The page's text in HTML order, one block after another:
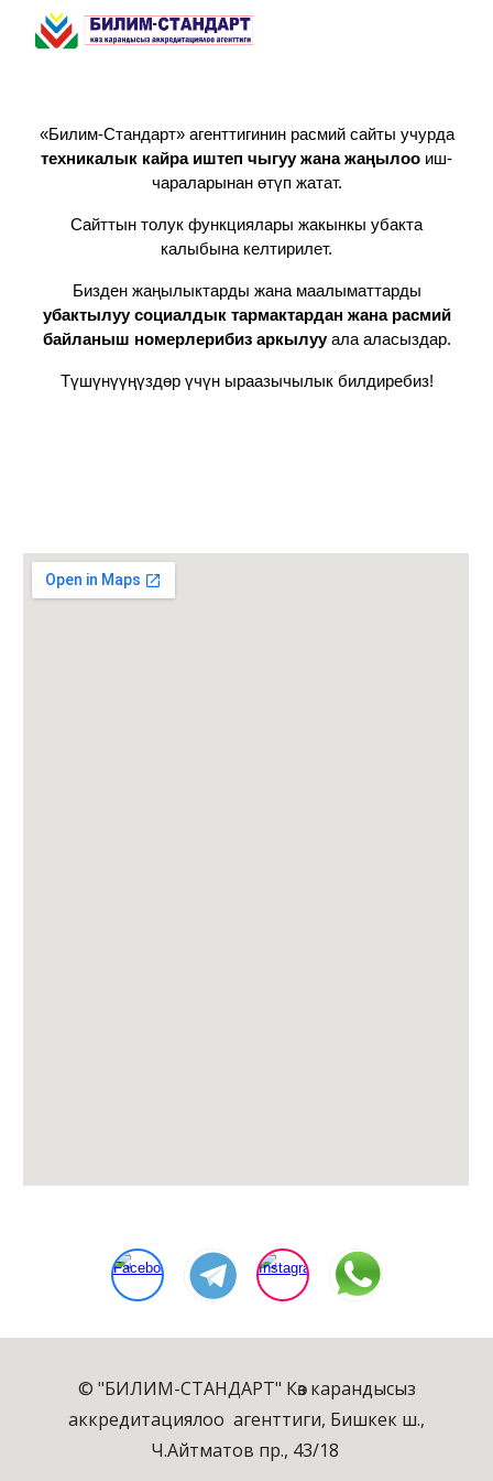
Skip to main content
«Билим-Стандарт» агенттигинин расмий сайты учурда
техникалык кайра иштеп чыгуу жана жаңылоо иш-
чараларынан өтүп жатат.
Сайттын толук функциялары жакынкы убакта
калыбына келтирилет.
Бизден жаңылыктарды жана маалыматтарды
убактылуу социалдык тармактардан жана расмий
байланыш номерлерибиз аркылууала аласыздар.
Түшүнүүңүздөр үчүн ыраазычылык билдиребиз!
© "БИЛИМ-СТАНДАРТ" Көз карандысыз
аккредитациялоо агенттиги, Бишкек ш.,
Ч.Айтматов пр., 43/18